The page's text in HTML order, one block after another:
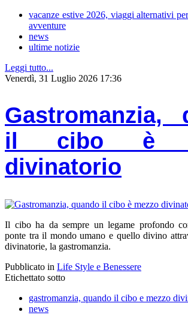
vacanze estive 2026, viaggi alternativi
avventure
news
ultime notizie
Leggi tutto...
Venerdì, 31 Luglio 2026 17:36
Gastromanzia,
il cibo è
divinatorio
Il cibo ha da sempre un legame profondo
ponte tra il mondo umano e quello divino
divinatorie, la gastromanzia.
Pubblicato in Life Style e Benessere
Etichettato sotto
gastromanzia, quando il cibo e mezzo
news